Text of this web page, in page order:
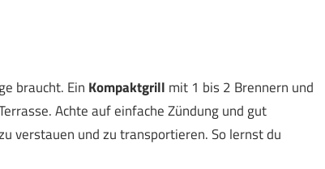
braucht. Ein Kompaktgrill mit 1 bis 2 Brennern und
Achte auf einfache Zündung und gut
verstauen und zu transportieren. So lernst du